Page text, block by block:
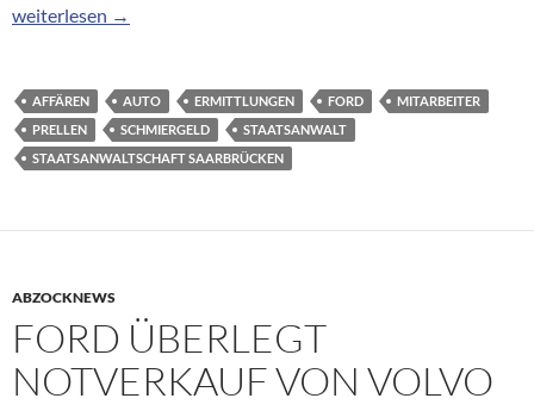
Ermittlungen: Schmiergeld-Affäre bei Ford
weiterlesen →
AFFÄREN AUTO ERMITTLUNGEN FORD
MITARBEITER
PRELLEN
SCHMIERGELD
STAATSANWALT
STAATSANWALTSCHAFT SAARBRÜCKEN
ABZOCKNEWS
FORD ÜBERLEGT
NOTVERKAUF VON VOLVO